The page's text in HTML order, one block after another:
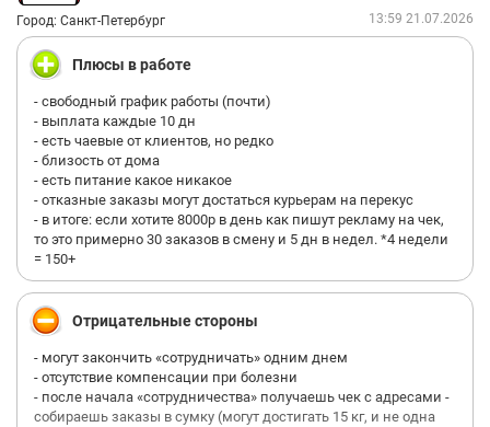
Город: Санкт-Петербург 13:59 21.07.2026
Плюсы в работе
- свободный график работы (почти)
- выплата каждые 10 дн
- есть чаевые от клиентов, но редко
- близость от дома
- есть питание какое никакое
- отказные заказы могут достаться курьерам на перекус
- в итоге: если хотите 8000р в день как пишут рекламу на чек,
то это примерно 30 заказов в смену и 5 дн в недел. *4 недели
= 150+
Отрицательные стороны
- могут закончить «сотрудничать» одним днем
- отсутствие компенсации при болезни
- после начала «сотрудничества» получаешь чек с адресами -
собираешь заказы в сумку (могут достигать 15 кг, и не одна